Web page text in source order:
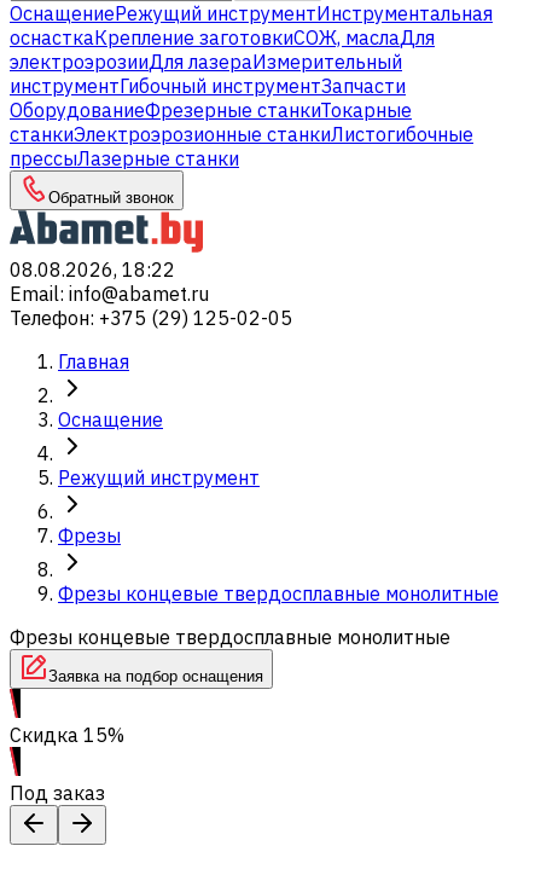
ОснащениеРежущий инструментИнструментальная
оснасткаКрепление заготовкиСОЖ, маслаДля
электроэрозииДля лазераИзмерительный
инструментГибочный инструментЗапчасти
ОборудованиеФрезерные станкиТокарные
станкиЭлектроэрозионные станкиЛистогибочные
прессыЛазерные станки
Обратный звонок
08.08.2026, 18:22
Email: info@abamet.ru
Телефон: +375 (29) 125-02-05
Главная
Оснащение
Режущий инструмент
Фрезы
Фрезы концевые твердосплавные монолитные
Фрезы концевые твердосплавные монолитные
Заявка на подбор оснащения
Скидка 15%
Под заказ